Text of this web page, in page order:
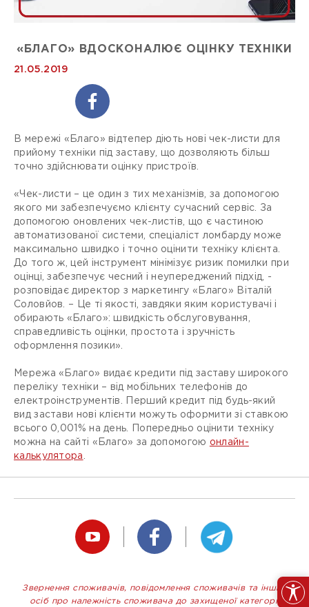
«БЛАГО» ВДОСКОНАЛЮЄ ОЦІНКУ ТЕХНІКИ
21.05.2019
В мережі «Благо» відтепер діють нові чек-листи для
прийому техніки під заставу, що дозволяють більш
точно здійснювати оцінку пристроїв.
«Чек-листи – це один з тих механізмів, за допомогою
якого ми забезпечуємо клієнту сучасний сервіс. За
допомогою оновлених чек-листів, що є частиною
автоматизованої системи, спеціаліст ломбарду може
максимально швидко і точно оцінити техніку клієнта.
До того ж, цей інструмент мінімізує ризик помилки при
оцінці, забезпечує чесний і неупереджений підхід, -
розповідає директор з маркетингу «Благо» Віталій
Соловйов. – Це ті якості, завдяки яким користувачі і
обирають «Благо»: швидкість обслуговування,
справедливість оцінки, простота і зручність
оформлення позики».
Мережа «Благо» видає кредити під заставу широкого
переліку техніки – від мобільних телефонів до
електроінструментів. Перший кредит під будь-який
вид застави нові клієнти можуть оформити зі ставкою
всього 0,001% на день. Попередньо оцінити техніку
можна на сайті «Благо» за допомогою онлайн-
калькулятора
Звернення споживачів, повідомлення споживачів та інших
осіб про належність споживача до захищеної категорії